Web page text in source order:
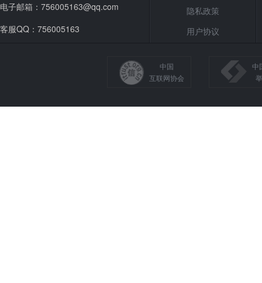
电子邮箱：756005163@qq.com
客服QQ：756005163
隐私政策
用户协议
中国
互联网协会
中